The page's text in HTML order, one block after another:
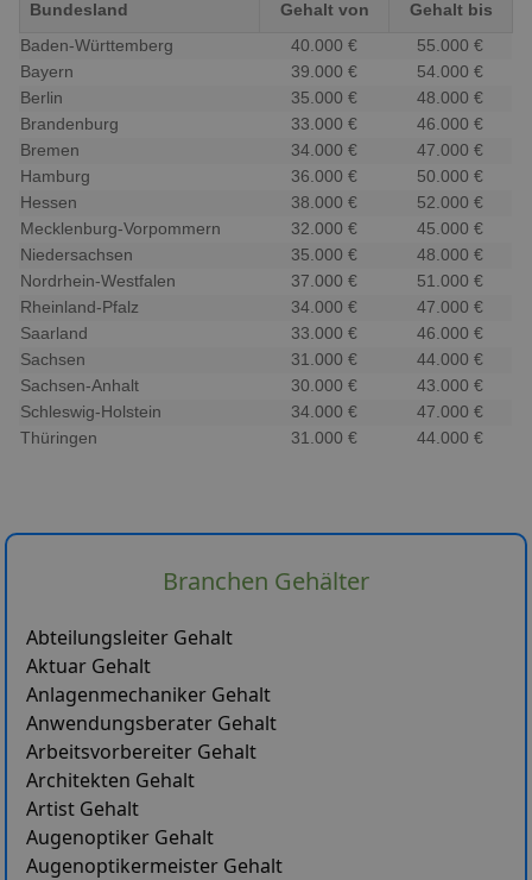
Bundesland Gehalt von
Gehalt bis
Baden-Württemberg
40.000 €
55.000 €
Bayern
39.000 €
54.000 €
Berlin
35.000 €
48.000 €
Brandenburg
33.000 €
46.000 €
Bremen
34.000 €
47.000 €
Hamburg
36.000 €
50.000 €
Hessen
38.000 €
52.000 €
Mecklenburg-Vorpommern
32.000 €
45.000 €
Niedersachsen
35.000 €
48.000 €
Nordrhein-Westfalen
37.000 €
51.000 €
Rheinland-Pfalz
34.000 €
47.000 €
Saarland
33.000 €
46.000 €
Sachsen
31.000 €
44.000 €
Sachsen-Anhalt
30.000 €
43.000 €
Schleswig-Holstein
34.000 €
47.000 €
Thüringen
31.000 € 44.000 €
Branchen Gehälter
Abteilungsleiter Gehalt
Aktuar Gehalt
Anlagenmechaniker Gehalt
Anwendungsberater Gehalt
Arbeitsvorbereiter Gehalt
Architekten Gehalt
Artist Gehalt
Augenoptiker Gehalt
Augenoptikermeister Gehalt